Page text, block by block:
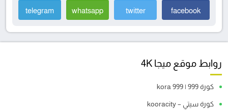
facebook
twitter
whatsapp
telegram
روابط موقع ميجا 4K
كورة 999 | kora 999
كورة سيتي – kooracity